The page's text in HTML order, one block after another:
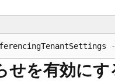
せを有効にす